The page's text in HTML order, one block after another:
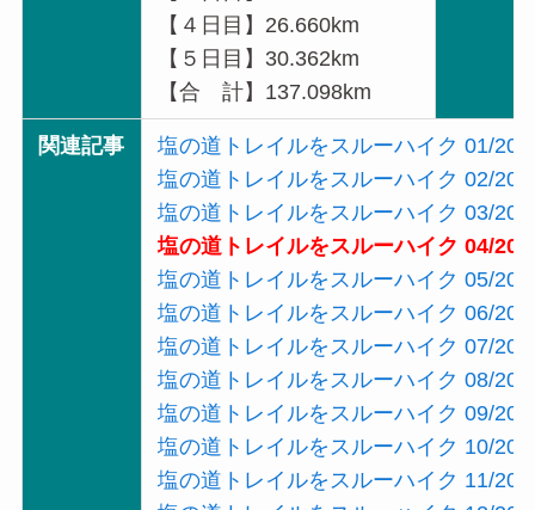
【４日目】26.660km
【５日目】30.362km
【合 計】137.098km
関連記事
塩の道トレイルをスルーハイク 01/20
塩の道トレイルをスルーハイク 02/20
塩の道トレイルをスルーハイク 03/20
塩の道トレイルをスルーハイク 04/20
塩の道トレイルをスルーハイク 05/20
塩の道トレイルをスルーハイク 06/20
塩の道トレイルをスルーハイク 07/20
塩の道トレイルをスルーハイク 08/20
塩の道トレイルをスルーハイク 09/20
塩の道トレイルをスルーハイク 10/20
塩の道トレイルをスルーハイク 11/20